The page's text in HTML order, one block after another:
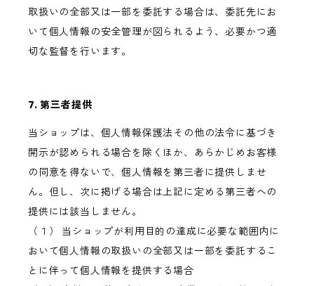
取扱いの全部又は一部を委託する場合は、委託先にお
いて個人情報の安全管理が図られるよう、必要かつ適
切な監督を行います。
7. 第三者提供
当ショップは、個人情報保護法その他の法令に基づき
開示が認められる場合を除くほか、あらかじめお客様
の同意を得ないで、個人情報を第三者に提供しませ
ん。但し、次に掲げる場合は上記に定める第三者への
提供には該当しません。
（１） 当ショップが利用目的の達成に必要な範囲内に
おいて個人情報の取扱いの全部又は一部を委託するこ
とに伴って個人情報を提供する場合